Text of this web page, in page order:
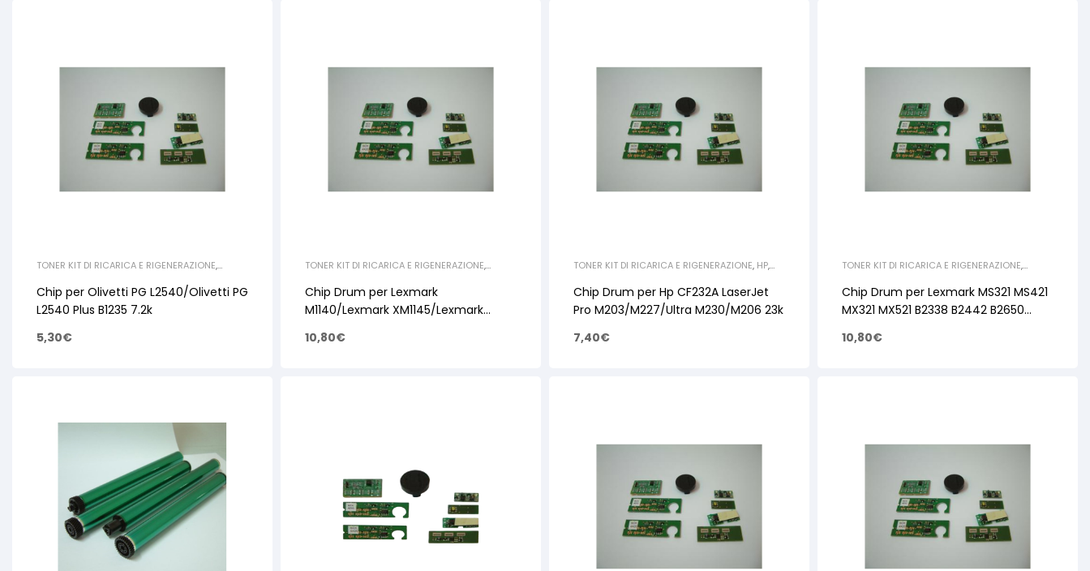
TONER KIT DI RICARICA E RIGENERAZIONE,
Chip per Olivetti PG L2540/Olivetti PG
L2540 Plus B1235 7.2k
5,30€
TONER KIT DI RICARICA E RIGENERAZIONE,
Chip Drum per Lexmark
M1140/Lexmark XM1145/Lexmark
10,80€
TONER KIT DI RICARICA E RIGENERAZIONE, HP,
Chip Drum per Hp CF232A LaserJet
Pro M203/M227/Ultra M230/M206 23k
7,40€
TONER KIT DI RICARICA E RIGENERAZIONE,
Chip Drum per Lexmark MS321 MS421
MX321 MX521 B2338 B2442 B2650
10,80€